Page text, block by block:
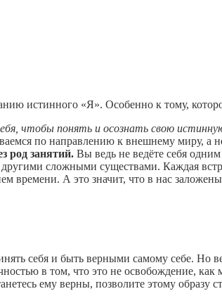
истинного «Я». Особенно к тому,
чтобы понять и осознать свою
по направлению к внешнему миру, а
род занятий. Вы ведь не ведёте себя
другими сложными существами. Каждая
времени. А это значит, что в нас
себя и быть верными самому себе. Но
в том, что это не освобождение,
ему верны, позволите этому образу